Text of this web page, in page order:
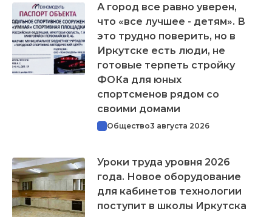
А город все равно уверен,
что «все лучшее - детям». В
это трудно поверить, но в
Иркутске есть люди, не
готовые терпеть стройку
ФОКа для юных
спортсменов рядом со
своими домами
Общество3 августа 2026
Уроки труда уровня 2026
года. Новое оборудование
для кабинетов технологии
поступит в школы Иркутска